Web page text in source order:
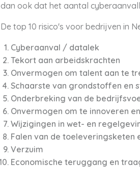
dan ook dat het aantal
De top 10 risico's voor bedrijven in
Cyberaanval / datalek
Tekort aan arbeidskrachten
Onvermogen om talent aan te
Schaarste van grondstoffen en
Onderbreking van de
Onvermogen om te innoveren
Wijzigingen in wet- en
Falen van de
Verzuim
Economische teruggang en